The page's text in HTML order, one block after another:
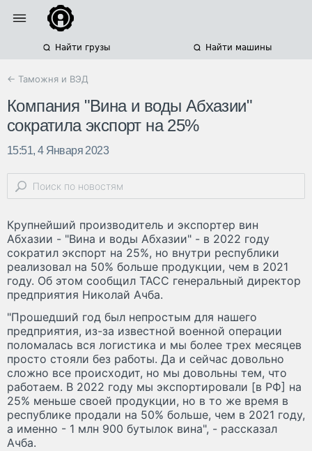
Найти грузы Найти машины
← Таможня и ВЭД
Компания "Вина и воды Абхазии"
сократила экспорт на 25%
15:51, 4 Января 2023
Крупнейший производитель и экспортер вин
Абхазии - "Вина и воды Абхазии" - в 2022 году
сократил экспорт на 25%, но внутри республики
реализовал на 50% больше продукции, чем в 2021
году. Об этом сообщил ТАСС генеральный директор
предприятия Николай Ачба.
"Прошедший год был непростым для нашего
предприятия, из-за известной военной операции
поломалась вся логистика и мы более трех месяцев
просто стояли без работы. Да и сейчас довольно
сложно все происходит, но мы довольны тем, что
работаем. В 2022 году мы экспортировали [в РФ] на
25% меньше своей продукции, но в то же время в
республике продали на 50% больше, чем в 2021 году,
а именно - 1 млн 900 бутылок вина", - рассказал
Ачба.